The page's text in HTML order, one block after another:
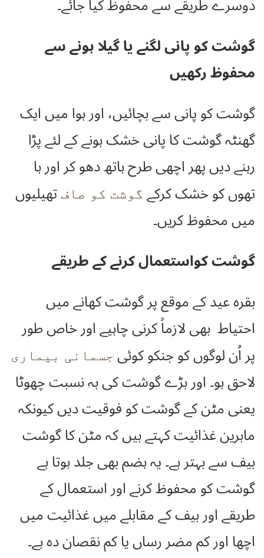
گوشت کو پانی لگنے یا گیلا ہونے سے
محفوظ رکھیں
گوشت کو پانی سے بچائیں، اور ہوا میں ایک
گھنٹہ گوشت کا پانی خشک ہونے کے لئے پڑا
رہنے دیں پھر اچھی طرح ہاتھ دھو کر اور ہا
تھوں کو خشک کرکے گوشت کو صاف تھیلیوں
میں محفوظ کریں۔
گوشت کواستعمال کرنے کے طریقے
بقرہ عید کے موقع پر گوشت کھانے میں
احتیاط بھی لازماً کرنی چاہیے اور خاص طور
پر اُن لوگوں کو جنکو کوئی جسمانی بیماری
لاحق ہو۔ اور بڑے گوشت کی بہ نسبت چھوٹا
یعنی مٹن کے گوشت کو فوقیت دیں کیونکہ
ماہرین غذائیت کہتے ہیں کہ مٹن کا گوشت
بیف سے بہتر ہے۔ یہ ہضم بھی جلد ہوتا ہے
گوشت کو محفوظ کرنے اور استعمال کے
طریقے اور بیف کے مقابلے میں غذائیت میں
اچھا اور کم مضر رساں یا کم نقصان دہ ہے۔